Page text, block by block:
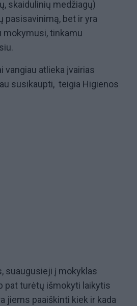
skaidulinių medžiagų)
pasisavinimą, bet ir yra
mokymusi, tinkamu
vangiau atlieka įvairias
susikaupti,  teigia Higienos
suaugusieji į mokyklas
pat turėtų išmokyti laikytis
jiems paaiškinti kiek ir kada